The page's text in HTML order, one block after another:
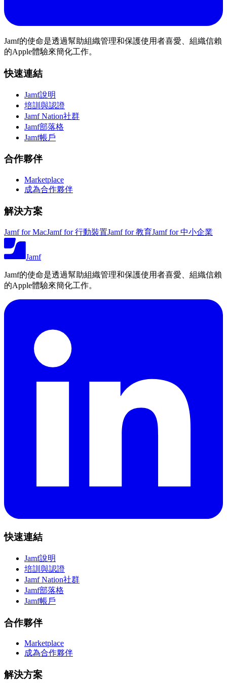
Jamf的使命是透過幫助組織管理和保護使用者喜愛、組織信賴
的Apple體驗來簡化工作。
快速連結
Jamf說明
培訓與認證
Jamf Nation社群
Jamf部落格
Jamf帳戶
合作夥伴
Marketplace
成為合作夥伴
解決方案
Jamf for MacJamf for 行動裝置Jamf for 教育Jamf for 中小企業
Jamf
Jamf的使命是透過幫助組織管理和保護使用者喜愛、組織信賴
的Apple體驗來簡化工作。
快速連結
Jamf說明
培訓與認證
Jamf Nation社群
Jamf部落格
Jamf帳戶
合作夥伴
Marketplace
成為合作夥伴
解決方案